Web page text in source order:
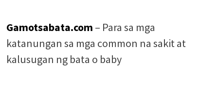
Gamotsabata.com – Para sa mga
katanungan sa mga common na sakit at
kalusugan ng bata o baby